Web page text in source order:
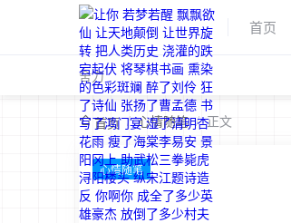
首页
舍力
首页 / 心情随笔 / 正文
心情随笔